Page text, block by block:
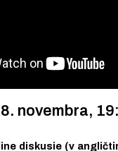
novembra,
diskusie (v